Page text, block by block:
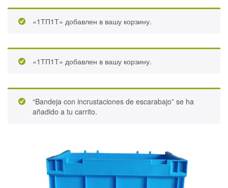
«1ТП1Т» добавлен в вашу корзину.
«1ТП1Т» добавлен в вашу корзину.
“Bandeja con incrustaciones de escarabajo” se ha
añadido a tu carrito.